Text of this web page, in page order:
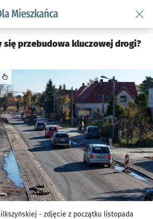
wroclaw.pl podserwis: Dla mieszkańca
się przebudowa kluczowej drogi?
- zdjęcie z początku listopada